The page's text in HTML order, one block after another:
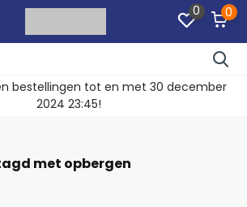
0 0
bestellingen tot en met 30 december
2024 23:45!
met opbergen